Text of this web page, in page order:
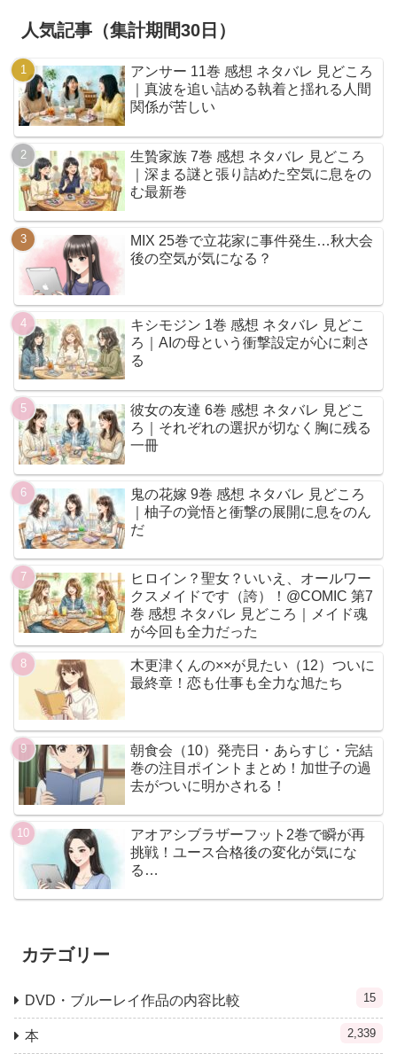
人気記事（集計期間30日）
アンサー 11巻 感想 ネタバレ 見どころ
｜真波を追い詰める執着と揺れる人間
関係が苦しい
生贄家族 7巻 感想 ネタバレ 見どころ
｜深まる謎と張り詰めた空気に息をの
む最新巻
MIX 25巻で立花家に事件発生…秋大会
後の空気が気になる？
キシモジン 1巻 感想 ネタバレ 見どこ
ろ｜AIの母という衝撃設定が心に刺さ
る
彼女の友達 6巻 感想 ネタバレ 見どこ
ろ｜それぞれの選択が切なく胸に残る
一冊
鬼の花嫁 9巻 感想 ネタバレ 見どころ
｜柚子の覚悟と衝撃の展開に息をのん
だ
ヒロイン？聖女？いいえ、オールワー
クスメイドです（誇）！@COMIC 第7
巻 感想 ネタバレ 見どころ｜メイド魂
が今回も全力だった
木更津くんの××が見たい（12）ついに
最終章！恋も仕事も全力な旭たち
朝食会（10）発売日・あらすじ・完結
巻の注目ポイントまとめ！加世子の過
去がついに明かされる！
アオアシブラザーフット2巻で瞬が再
挑戦！ユース合格後の変化が気にな
る…
カテゴリー
DVD・ブルーレイ作品の内容比較 15
本 2,339